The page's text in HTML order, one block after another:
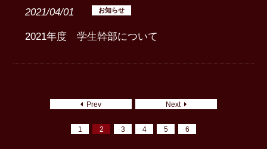
2021/04/01 お知らせ
2021年度 学生幹部について
Prev Next
1 2 3 4 5 6